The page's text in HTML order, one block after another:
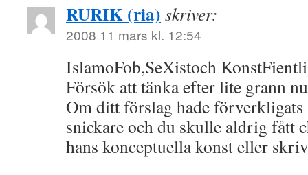
RURIK (ria) skriver:
2008 11 mars kl. 12:54
IslamoFob,SeXistoch
Försök att tänka efter lite grann
Om ditt förslag hade
snickare och du skulle aldrig fått
hans konceptuella konst eller